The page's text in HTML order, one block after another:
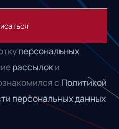
персональных
рассылоки
с Политикой
персональных данных